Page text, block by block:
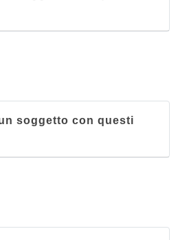
soggetto con questi